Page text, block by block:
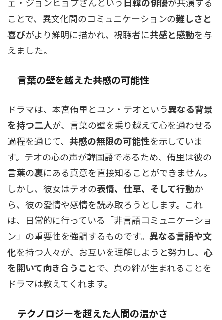
ことで、異文化間のコミュニケーションの難しさと
喜びがより鮮明に描かれ、視聴者に共感と感動を与
えました。
言葉の壁を越えた共感の可能性
ドラマは、本宮侑里とユン・テオという異なる背景
を持つ二人が、言葉の壁を乗り越えて心を通わせる
過程を通じて、 共感の無限の可能性を示していま
す。テオの心の声が韓国語であるため、侑里は彼の
言葉の裏にある真意を直接知ることができません。
しかし、彼女はテオの表情、仕草、そして行動か
ら、彼の愛情や感情を読み取ろうとします。これ
は、日常的に行っている「非言語コミュニケーショ
ン」の重要性を強調するものです。 異なる言語や文
化を持つ人々が、お互いを理解しようと努力し、 心
を開いて向き合うことで、真の絆が生まれることを
ドラマは教えてくれます。
テクノロジーを超えた人間の温かさ